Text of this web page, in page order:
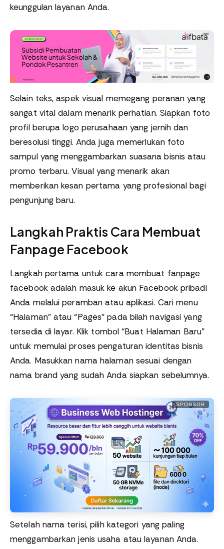
keunggulan layanan Anda.
Selain teks, aspek visual memegang peranan yang
sangat vital dalam menarik perhatian. Siapkan foto
profil berupa logo perusahaan yang jernih dan
beresolusi tinggi. Anda juga memerlukan foto
sampul yang menggambarkan suasana bisnis atau
promo terbaru. Visual yang menarik akan
memberikan kesan pertama yang profesional bagi
pengunjung baru.
Langkah Praktis Cara Membuat
Fanpage Facebook
Langkah pertama untuk cara membuat fanpage
facebook adalah masuk ke akun Facebook pribadi
Anda melalui peramban atau aplikasi. Cari menu
“Halaman” atau “Pages” pada bilah navigasi yang
tersedia di layar. Klik tombol “Buat Halaman Baru”
untuk memulai proses pengaturan identitas bisnis
Anda. Masukkan nama halaman sesuai dengan
nama brand yang sudah Anda siapkan sebelumnya.
SPONSOR
Setelah nama terisi, pilih kategori yang paling
menggambarkan jenis usaha atau layanan Anda.